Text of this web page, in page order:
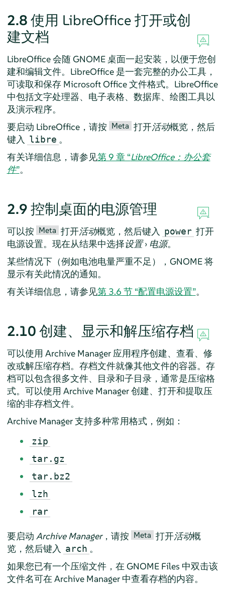
2.8 使用 LibreOffice 打开或创
建文档
LibreOffice 会随 GNOME 桌面一起安装，以便于您创
建和编辑文件。LibreOffice 是一套完整的办公工具，
可读取和保存 Microsoft Office 文件格式。LibreOffice
中包括文字处理器、电子表格、数据库、绘图工具以
及演示程序。
要启动 LibreOffice，请按 Meta 打开活动概览，然后
键入 libre 。
有关详细信息，请参见第 9 章 “LibreOffice：办公套
件”。
2.9 控制桌面的电源管理
可以按 Meta 打开活动概览，然后键入 power 打开
电源设置。现在从结果中选择设置› 电源。
某些情况下（例如电池电量严重不足），GNOME 将
显示有关此情况的通知。
有关详细信息，请参见第 3.6 节 “配置电源设置”。
2.10 创建、显示和解压缩存档
可以使用 Archive Manager应用程序创建、查看、修
改或解压缩存档。存档文件就像其他文件的容器。存
档可以包含很多文件、目录和子目录，通常是压缩格
式。可以使用 Archive Manager创建、打开和提取压
缩的非存档文件。
Archive Manager支持多种常用格式，例如：
zip
tar.gz
tar.bz2
lzh
rar
要启动 Archive Manager，请按 Meta 打开活动概
览，然后键入 arch 。
如果您已有一个压缩文件，在 GNOME Files 中双击该
文件名可在 Archive Manager中查看存档的内容。